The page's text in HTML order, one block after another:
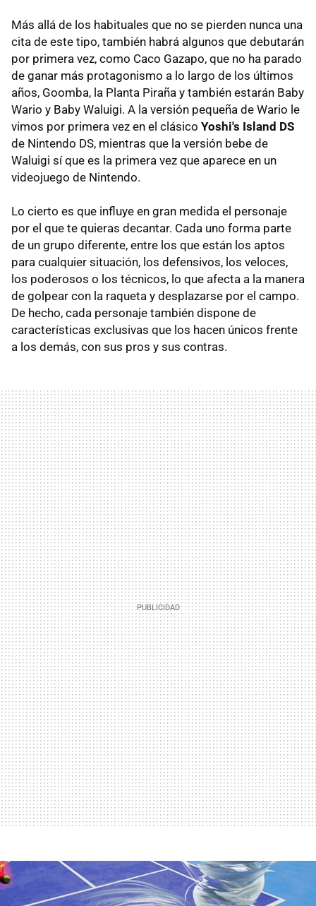
Más allá de los habituales que no se pierden nunca una
cita de este tipo, también habrá algunos que debutarán
por primera vez, como Caco Gazapo, que no ha parado
de ganar más protagonismo a lo largo de los últimos
años, Goomba, la Planta Piraña y también estarán Baby
Wario y Baby Waluigi. A la versión pequeña de Wario le
vimos por primera vez en el clásico Yoshi's Island DS
de Nintendo DS, mientras que la versión bebe de
Waluigi sí que es la primera vez que aparece en un
videojuego de Nintendo.
Lo cierto es que influye en gran medida el personaje
por el que te quieras decantar. Cada uno forma parte
de un grupo diferente, entre los que están los aptos
para cualquier situación, los defensivos, los veloces,
los poderosos o los técnicos, lo que afecta a la manera
de golpear con la raqueta y desplazarse por el campo.
De hecho, cada personaje también dispone de
características exclusivas que los hacen únicos frente
a los demás, con sus pros y sus contras.